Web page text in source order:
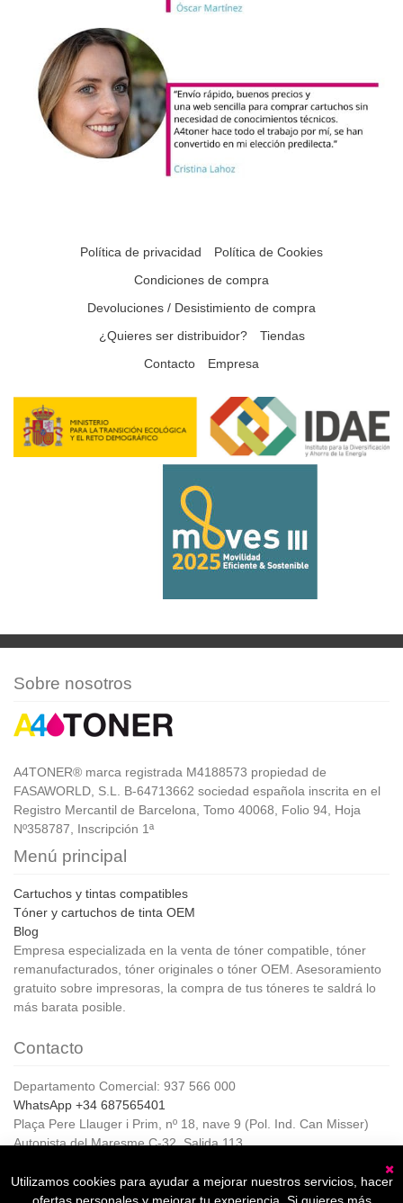
Política de privacidad
Política de Cookies
Condiciones de compra
Devoluciones / Desistimiento de compra
¿Quieres ser distribuidor?
Tiendas
Contacto
Empresa
Sobre nosotros
A4TONER® marca registrada M4188573 propiedad de
FASAWORLD, S.L. B-64713662 sociedad española inscrita en el
Registro Mercantil de Barcelona, Tomo 40068, Folio 94, Hoja
Nº358787, Inscripción 1ª
Menú principal
Cartuchos y tintas compatibles
Tóner y cartuchos de tinta OEM
Blog
Empresa especializada en la venta de tóner compatible, tóner
remanufacturados, tóner originales o tóner OEM. Asesoramiento
gratuito sobre impresoras, la compra de tus tóneres te saldrá lo
más barata posible.
Contacto
Departamento Comercial: 937 566 000
WhatsApp +34 687565401
Plaça Pere Llauger i Prim, nº 18, nave 9 (Pol. Ind. Can Misser)
Autopista del Maresme C-32, Salida 113
Horario de Atención al cliente:
De lunes a jueves de 8:00 a 17:00,
Utilizamos cookies para ayudar a mejorar nuestros servicios, hacer